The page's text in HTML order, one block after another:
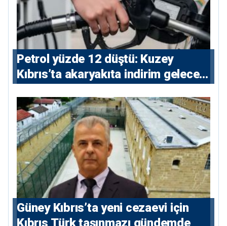
Petrol yüzde 12 düştü: Kuzey
Kıbrıs’ta akaryakıta indirim gelecek
Güney Kıbrıs’ta yeni cezaevi için
Kıbrıs Türk taşınmazı gündemde